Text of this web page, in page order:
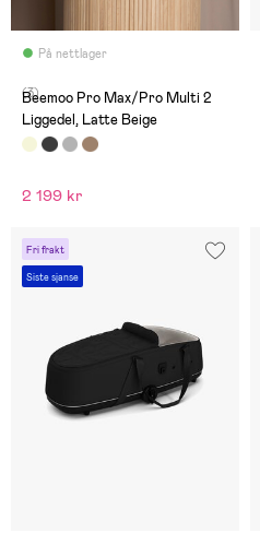
På nettlager
(3)
Beemoo Pro Max/Pro Multi 2
Liggedel, Latte Beige
2 199 kr
Fri frakt
Siste sjanse